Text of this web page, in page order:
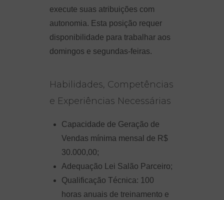
execute suas atribuições com
autonomia. Esta posição requer
disponibilidade para trabalhar aos
domingos e segundas-feiras.
Habilidades, Competências
e Experiências Necessárias
Capacidade de Geração de
Vendas mínima mensal de R$
30.000,00;
Adequação Lei Salão Parceiro;
Qualificação Técnica: 100
horas anuais de treinamento e